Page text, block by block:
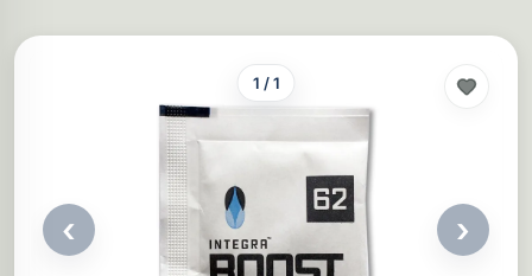
бонги
Деревянные
‹
1 / 1
›